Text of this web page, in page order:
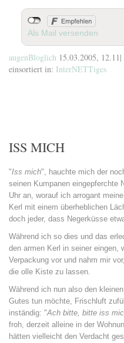
Als Mail versenden
augenBloglich 15.03.2005, 12.11|
einsortiert in: InterNETTiges
ISS MICH
"Iss mich", hauchte mich der
seinen Kumpanen eingepferchte
Uhr an, worauf ich arrogant
Kerl mit einem überheblichen
doch jeder, dass Negerküsse
Während ich so dies und das
den armen Kerl in seiner eingen,
Verpackung vor und nahm mir
die olle Kiste zu lassen.
Während ich nun also den
Gutes tun möchte, Frischluft
inständig: "Ach bitte, bitte iss
froh, derzeit alleine in der
hätten vielleicht den Verdacht